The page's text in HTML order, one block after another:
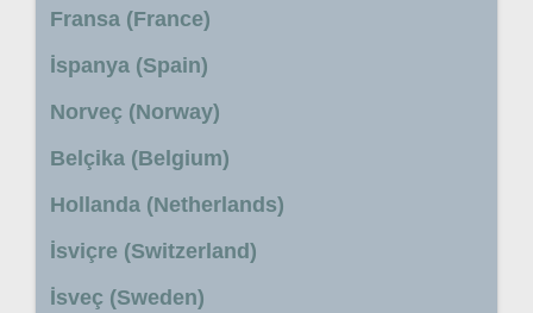
Fransa (France)
İspanya (Spain)
Norveç (Norway)
Belçika (Belgium)
Hollanda (Netherlands)
İsviçre (Switzerland)
İsveç (Sweden)